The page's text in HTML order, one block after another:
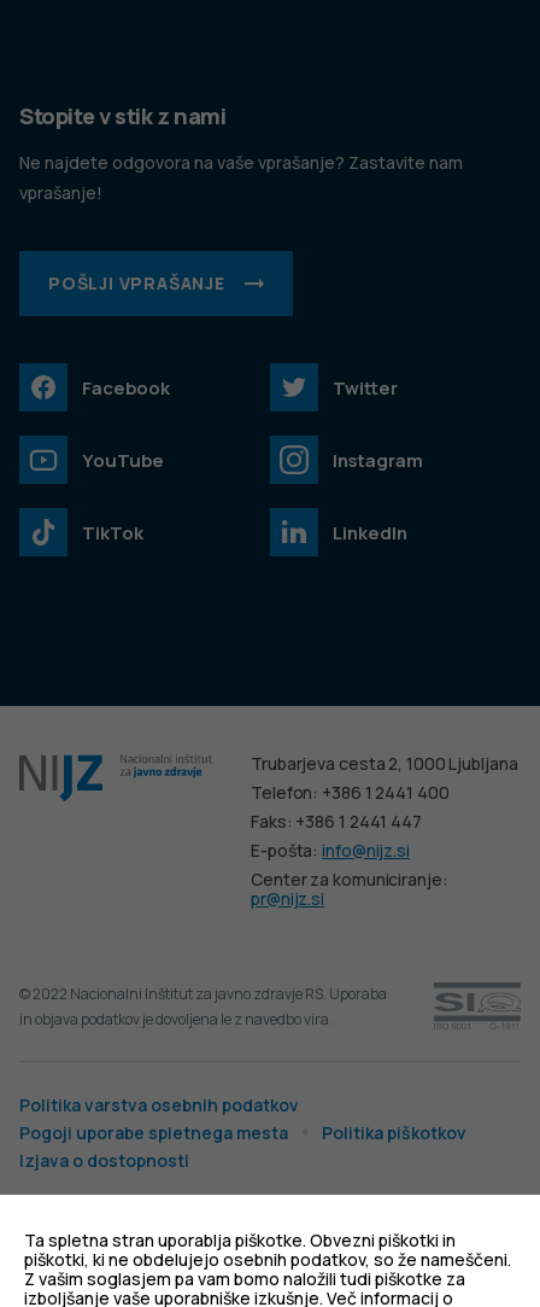
Trubarjeva cesta 2, 1000 Ljubljana
Telefon: +386 1 2441 400
Faks: +386 1 2441 447
E-pošta:info@nijz.si
Center za komuniciranje:
pr@nijz.si
Politika varstva osebnih podatkov
Pogoji uporabe spletnega mesta
Politika piškotkov
Izjava o dostopnosti
© 2022 Nacionalni Inštitut za javno zdravje RS. Uporaba
in objava podatkov je dovoljena le z navedbo vira.
Stopite v stik z nami
Ne najdete odgovora na vaše vprašanje? Zastavite nam
vprašanje!
POŠLJI VPRAŠANJE
Facebook Twitter
YouTube Instagram
TikTok LinkedIn
Ta spletna stran uporablja piškotke. Obvezni piškotki in
piškotki, ki ne obdelujejo osebnih podatkov, so že nameščeni.
Z vašim soglasjem pa vam bomo naložili tudi piškotke za
izboljšanje vaše uporabniške izkušnje. Več informacij o